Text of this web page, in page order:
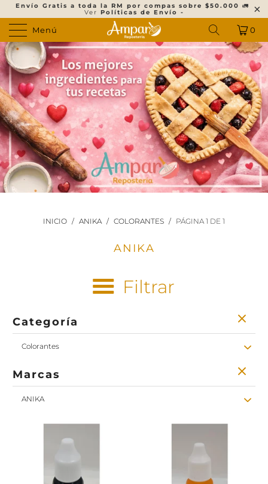
Envío Gratis a toda la RM por compas sobre $50.000 🚛
Ver Políticas de Envío -
Menú 0
INICIO / ANIKA / COLORANTES / PÁGINA 1 DE 1
ANIKA
Filtrar
Categoría
Colorantes
Marcas
ANIKA